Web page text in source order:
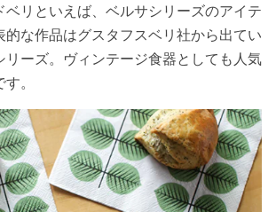
ベリといえば、ベルサシリーズのアイテ
的な作品はグスタフスベリ社から出てい
リーズ。ヴィンテージ食器としても人気
。